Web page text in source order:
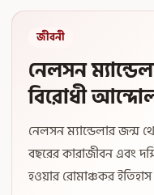
জীবনী
নেলসন
বিরোধী
নেলসন ম্যান্ডেলার জন্ম
বছরের কারাজীবন এবং
হওয়ার রোমাঞ্চকর